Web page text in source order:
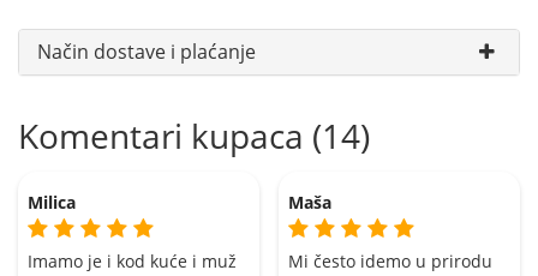
Način dostave i plaćanje
Komentari kupaca (14)
Milica
Imamo je i kod kuće i muž
Maša
Mi često idemo u prirodu